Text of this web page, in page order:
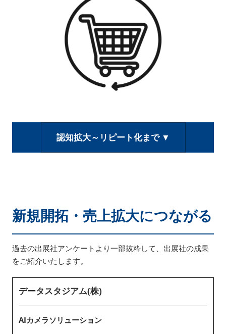
認知拡大～リピート化まで ▼
新規開拓・売上拡大につながる
過去の出展社アンケートより一部抜粋して、出展社の成果
をご紹介いたします。
データスタジアム(株)
AIカメラソリューション